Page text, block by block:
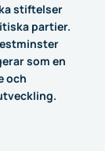
stiftelser
partier.
som en
och